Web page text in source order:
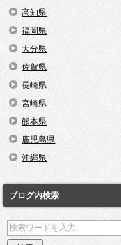
高知県
福岡県
大分県
佐賀県
長崎県
宮崎県
熊本県
鹿児島県
沖縄県
ブログ内検索